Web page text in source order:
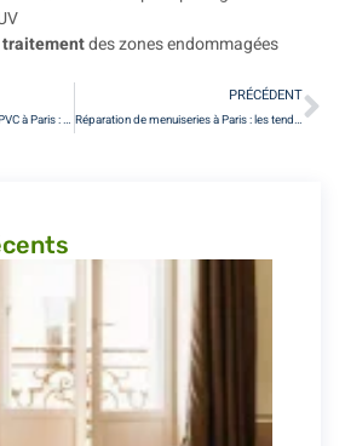
des zones endommagées
Réparation de menuiseries en PVC à Paris : les erreurs à éviter absolument
PRÉCÉDENT
Réparation de menuiseries à Paris : les tendances en matière de sécurité